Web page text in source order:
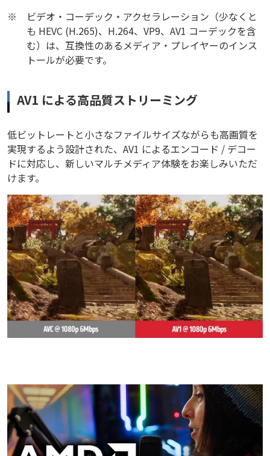
※
ビデオ・コーデック・アクセラレーション（少なくと
も HEVC (H.265)、H.264、VP9、AV1 コーデックを含
む）は、互換性のあるメディア・プレイヤーのインス
トールが必要です。
AV1 による高品質ストリーミング
低ビットレートと小さなファイルサイズながらも高画質を
実現するよう設計された、AV1 によるエンコード / デコー
ドに対応し、新しいマルチメディア体験をお楽しみいただ
けます。